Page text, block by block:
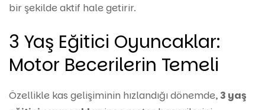
bir şekilde aktif hale getirir.
3 Yaş Eğitici Oyuncaklar:
Motor Becerilerin Temeli
Özellikle kas gelişiminin hızlandığı dönemde,3 yaş